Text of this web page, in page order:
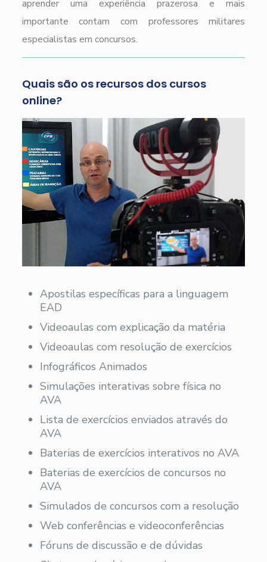
aprender uma experiência prazerosa e mais
importante contam com professores militares
especialistas em concursos.
Quais são os recursos dos cursos
online?
Apostilas específicas para a linguagem
EAD
Videoaulas com explicação da matéria
Videoaulas com resolução de exercícios
Infográficos Animados
Simulações interativas sobre física no
AVA
Lista de exercícios enviados através do
AVA
Baterias de exercícios interativos no AVA
Baterias de exercícios de concursos no
AVA
Simulados de concursos com a resolução
Web conferências e videoconferências
Fóruns de discussão e de dúvidas